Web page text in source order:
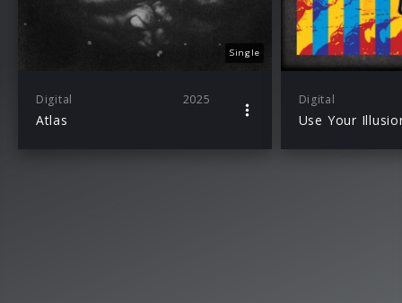
Single
Digital 2025
Atlas
Digital
Use Your